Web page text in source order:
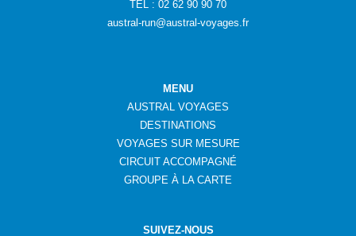
TÉL : 02 62 90 90 70
austral-run@austral-voyages.fr
MENU
AUSTRAL VOYAGES
DESTINATIONS
VOYAGES SUR MESURE
CIRCUIT ACCOMPAGNÉ
GROUPE À LA CARTE
SUIVEZ-NOUS